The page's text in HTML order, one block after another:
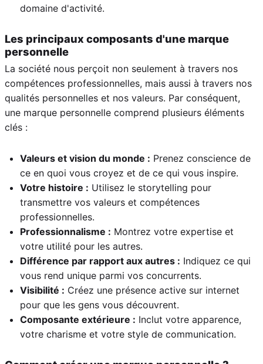
domaine d'activité.
Les principaux composants d'une marque
personnelle
La société nous perçoit non seulement à travers nos
compétences professionnelles, mais aussi à travers nos
qualités personnelles et nos valeurs. Par conséquent,
une marque personnelle comprend plusieurs éléments
clés :
Valeurs et vision du monde : Prenez conscience de
ce en quoi vous croyez et de ce qui vous inspire.
Votre histoire : Utilisez le storytelling pour
transmettre vos valeurs et compétences
professionnelles.
Professionnalisme : Montrez votre expertise et
votre utilité pour les autres.
Différence par rapport aux autres : Indiquez ce qui
vous rend unique parmi vos concurrents.
Visibilité : Créez une présence active sur internet
pour que les gens vous découvrent.
Composante extérieure : Inclut votre apparence,
votre charisme et votre style de communication.